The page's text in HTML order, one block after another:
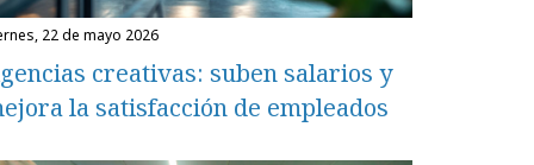
22 de mayo 2026
creativas: suben salarios y
la satisfacción de empleados